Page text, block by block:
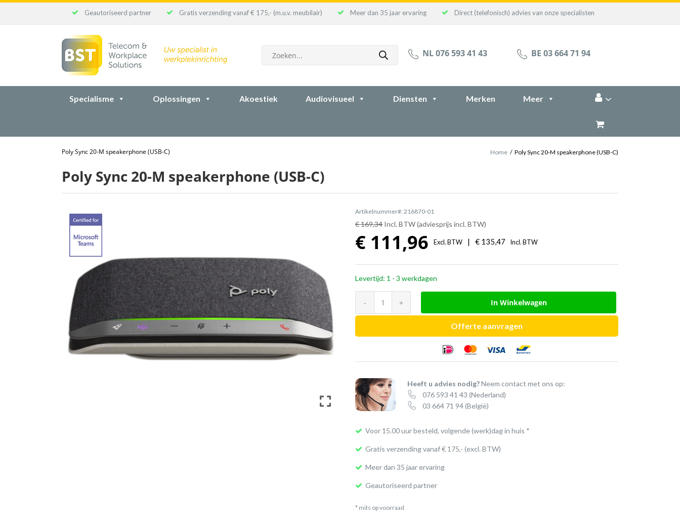
Geautoriseerd partner Gratis verzending vanaf € 175,- (m.u.v. meubilair) Meer dan 35 jaar ervaring Direct (telefonisch) advies van onze specialisten
zoeken NL 076 593 41 43 BE 03 664 71 94
Specialisme Oplossingen Akoestiek Audiovisueel Diensten Merken Meer
Poly Sync 20-M speakerphone (USB-C) Home / Poly Sync 20-M speakerphone (USB-C)
Poly Sync 20-M speakerphone (USB-C)
Artikelnummer#: 216870-01
€ 169,34 Incl. BTW (adviesprijs incl. BTW)
€ 111,96 Excl. BTW | € 135,47 Incl. BTW
Levertijd: 1 - 3 werkdagen
Poly
Sync
C)
aantal
In Winkelwagen
Offerte aanvragen
Heeft u advies nodig?Neem contact met ons op:
076 593 41 43 (Nederland)
03 664 71 94(België)
Voor 15.00 uur besteld, volgende (werk)dag in huis *
Gratis verzending vanaf € 175,- (excl. BTW)
Meer dan 35 jaar ervaring
Geautoriseerd partner
* mits op voorraad